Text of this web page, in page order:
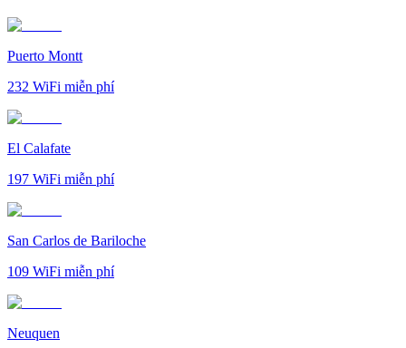
Puerto Montt
232 WiFi miễn phí
El Calafate
197 WiFi miễn phí
San Carlos de Bariloche
109 WiFi miễn phí
Neuquen